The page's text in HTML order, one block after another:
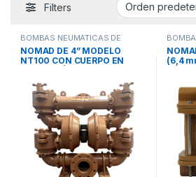
Filters
BOMBAS NEUMÁTICAS DE
DOBLE DIAFRAGMA,TRANS-FLO
gold
NOMAD DE 4” MODELO
NT100 CON CUERPO EN
DOBLE
(6,4